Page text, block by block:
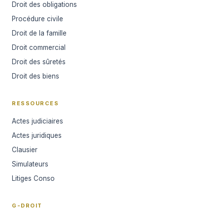
Droit des obligations
Procédure civile
Droit de la famille
Droit commercial
Droit des sûretés
Droit des biens
RESSOURCES
Actes judiciaires
Actes juridiques
Clausier
Simulateurs
Litiges Conso
G-DROIT